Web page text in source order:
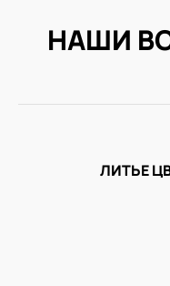
НАШИ
ЛИТЬЕ